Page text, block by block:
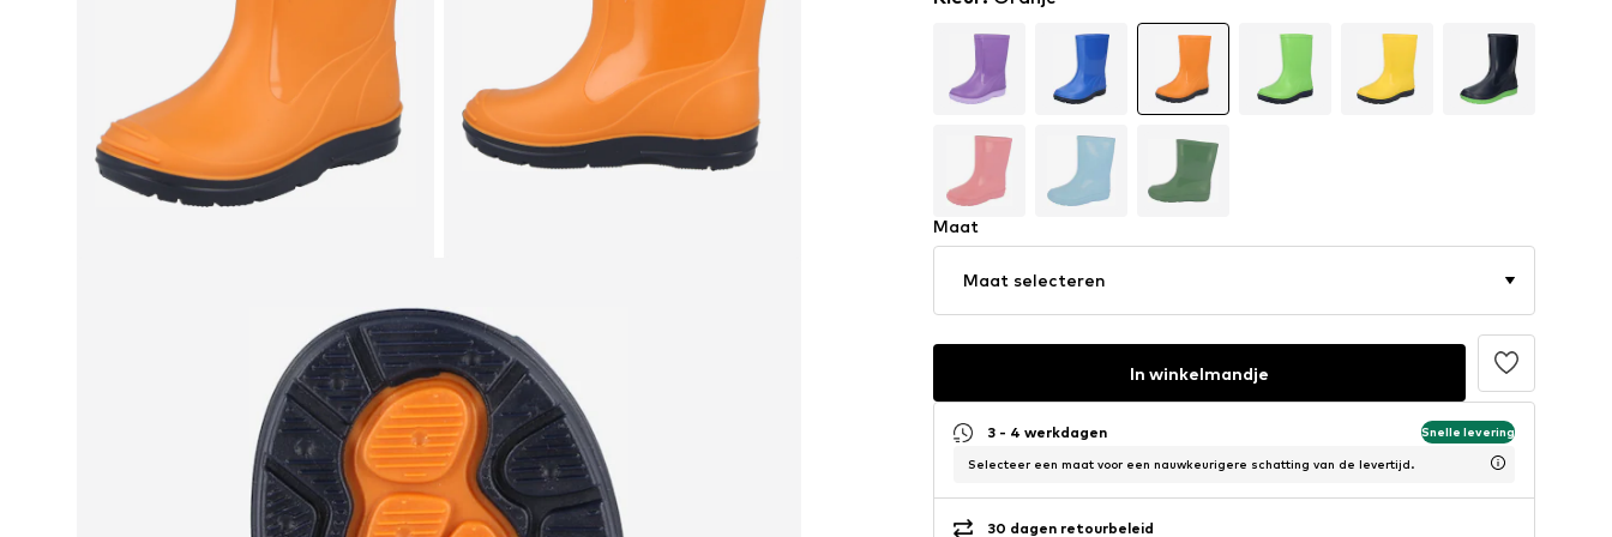
Maat
Maat selecteren
In winkelmandje
3 - 4 werkdagen Snelle levering
Selecteer een maat voor een nauwkeurigere schatting van de levertijd.
30 dagen retourbeleid